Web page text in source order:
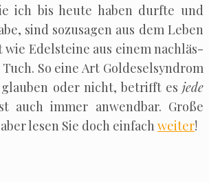
ich bis heu­te haben durf­te und
sind sozu­sa­gen aus dem Leben
Edel­stei­ne aus einem nach­läs­
So eine Art Gold­esel­syn­drom
glau­ben oder nicht, betrifft es jede
auch immer anwend­bar. Gro­ße
lesen Sie doch ein­fach wei­ter!